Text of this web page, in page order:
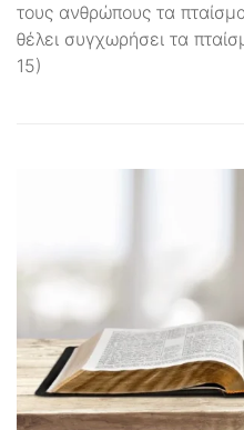
τους ανθρώπους τα
θέλει συγχωρήσει τα
15)